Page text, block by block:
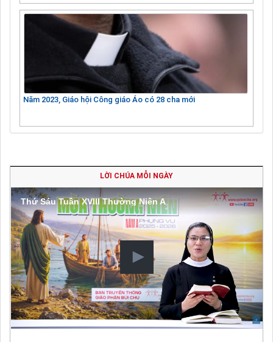
Năm 2023, Giáo hội Công giáo Áo có 28 cha mới
LỜI CHÚA MỖI NGÀY
Thứ Sáu Tuần XVIII Thường Niên A